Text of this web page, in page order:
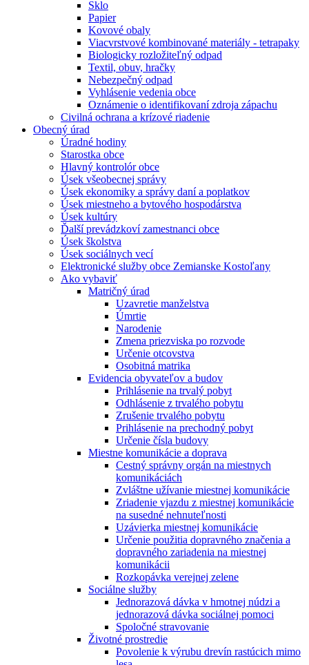
Sklo
Papier
Kovové obaly
Viacvrstvové kombinované materiály - tetrapaky
Biologicky rozložiteľný odpad
Textil, obuv, hračky
Nebezpečný odpad
Vyhlásenie vedenia obce
Oznámenie o identifikovaní zdroja zápachu
Civilná ochrana a krízové riadenie
Obecný úrad
Úradné hodiny
Starostka obce
Hlavný kontrolór obce
Úsek všeobecnej správy
Úsek ekonomiky a správy daní a poplatkov
Úsek miestneho a bytového hospodárstva
Úsek kultúry
Ďalší prevádzkoví zamestnanci obce
Úsek školstva
Úsek sociálnych vecí
Elektronické služby obce Zemianske Kostoľany
Ako vybaviť
Matričný úrad
Uzavretie manželstva
Úmrtie
Narodenie
Zmena priezviska po rozvode
Určenie otcovstva
Osobitná matrika
Evidencia obyvateľov a budov
Prihlásenie na trvalý pobyt
Odhlásenie z trvalého pobytu
Zrušenie trvalého pobytu
Prihlásenie na prechodný pobyt
Určenie čísla budovy
Miestne komunikácie a doprava
Cestný správny orgán na miestnych
komunikáciách
Zvláštne užívanie miestnej komunikácie
Zriadenie vjazdu z miestnej komunikácie
na susedné nehnuteľnosti
Uzávierka miestnej komunikácie
Určenie použitia dopravného značenia a
dopravného zariadenia na miestnej
komunikácii
Rozkopávka verejnej zelene
Sociálne služby
Jednorazová dávka v hmotnej núdzi a
jednorazová dávka sociálnej pomoci
Spoločné stravovanie
Životné prostredie
Povolenie k výrubu drevín rastúcich mimo